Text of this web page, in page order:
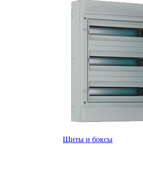
Щиты и боксы